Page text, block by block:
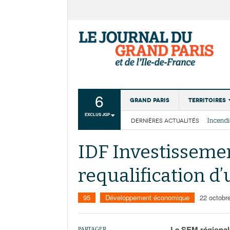
6
EXCLUS JGP
Grand Paris Territoires
Institutions
Services
DERNIÈRES ACTUALITÉS
La
IDF
requalification
95 Développement économique 22